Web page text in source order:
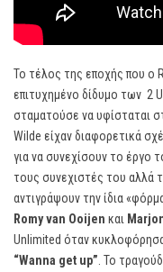
Το τέλος της εποχής που ο
επιτυχημένο δίδυμο των 2
σταματούσε να υφίσταται
Wilde είχαν διαφορετικά
για να συνεχίσουν το έργο
τους συνεχιστές του αλλά
αντιγράψουν την ίδια
Romy van Ooijen και
Unlimited όταν
“Wanna get up” . Το